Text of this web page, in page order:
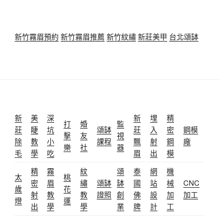
新竹霧眉預約 新竹霧眉推薦 新竹紋繡新莊美甲 台北頌缽
新
莊
除
毛
美
睫
教
學
深
坑
小
吃
打
擊
樂
婚
友
社
頌缽
課程
監
視
器
新
莊
飄
眉
埋
入
射
出
精
密
鋼
模
鋼模
廠
太
歲
燈
精
密
射
出
霧
眉
教
學
桃
花
運
紋
繡
教
學
頌缽
證照
頌
缽
創
業
泰
國
佛
牌
網
站
設
計
機
械
加
工
CNC
加工